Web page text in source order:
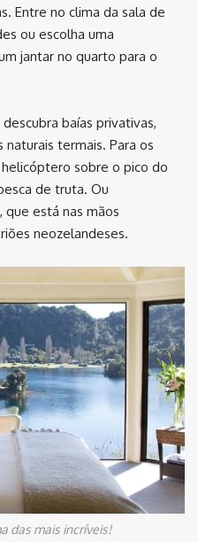
Entre no clima da sala de
ou escolha uma
jantar no quarto para o
baías privativas,
termais. Para os
sobre o pico do
de truta. Ou
está nas mãos
neozelandeses.
das mais incríveis!